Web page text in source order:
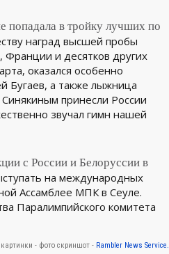
попадала в тройку лучших по
наград высшей пробы
Франции и десятков других
оказался особенно
Бугаев, а также лыжница
принесли России
звучал гимн нашей
с России и Белоруссии в
на международных
Ассамблее МПК в Сеуле.
Паралимпийского комитета
- фото скриншот - Rambler News Service.